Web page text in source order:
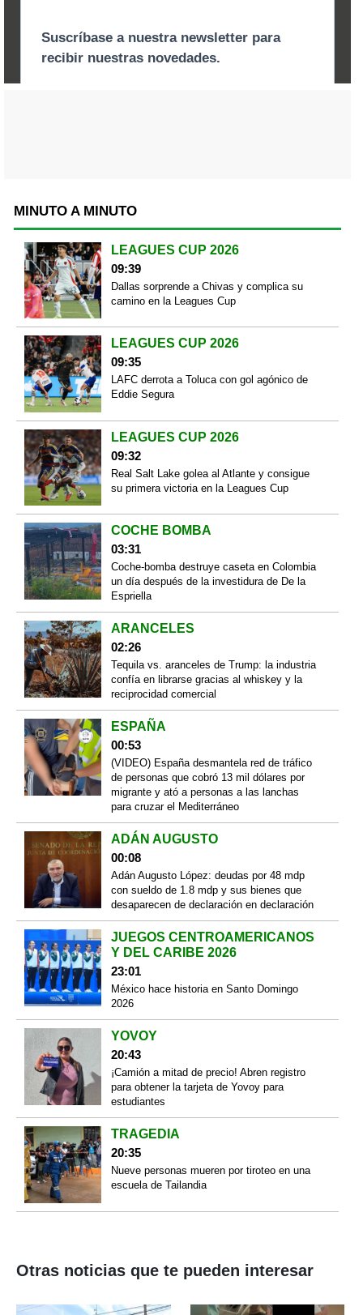
MINUTO A MINUTO
LEAGUES CUP 2026
09:39
Dallas sorprende a Chivas y complica su
camino en la Leagues Cup
LEAGUES CUP 2026
09:35
LAFC derrota a Toluca con gol agónico de
Eddie Segura
LEAGUES CUP 2026
09:32
Real Salt Lake golea al Atlante y consigue
su primera victoria en la Leagues Cup
COCHE BOMBA
03:31
Coche-bomba destruye caseta en Colombia
un día después de la investidura de De la
Espriella
ARANCELES
02:26
Tequila vs. aranceles de Trump: la industria
confía en librarse gracias al whiskey y la
reciprocidad comercial
ESPAÑA
00:53
(VIDEO) España desmantela red de tráfico
de personas que cobró 13 mil dólares por
migrante y ató a personas a las lanchas
para cruzar el Mediterráneo
ADÁN AUGUSTO
00:08
Adán Augusto López: deudas por 48 mdp
con sueldo de 1.8 mdp y sus bienes que
desaparecen de declaración en declaración
JUEGOS CENTROAMERICANOS
Y DEL CARIBE 2026
23:01
México hace historia en Santo Domingo
2026
YOVOY
20:43
¡Camión a mitad de precio! Abren registro
para obtener la tarjeta de Yovoy para
estudiantes
TRAGEDIA
20:35
Nueve personas mueren por tiroteo en una
escuela de Tailandia
Otras noticias que te pueden interesar